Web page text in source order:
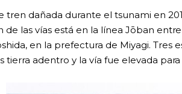
tren dañada durante el tsunami en
de las vías está en la línea Jōban
en la prefectura de Miyagi. Tres
tierra adentro y la vía fue elevada